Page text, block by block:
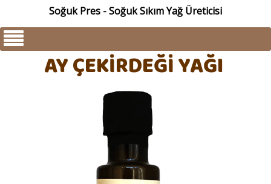
Soğuk Pres - Soğuk Sıkım Yağ Üreticisi
AY ÇEKİRDEĞİ YAĞI